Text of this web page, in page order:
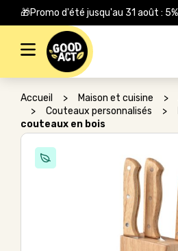
🎁Promo d'été jusqu'au 31 août :
Rechercher :
Accueil > Maison et cuisine >
>
Couteaux personnalisés >
couteaux en bois